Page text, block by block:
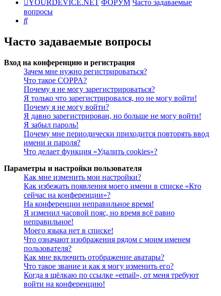
YOURDEVICE.NET ФОРУМ Часто задаваемые
вопросы
Поиск
Часто задаваемые вопросы
Вход на конференцию и регистрация
Зачем мне нужно регистрироваться?
Что такое COPPA?
Почему я не могу зарегистрироваться?
Я только что зарегистрировался, но не могу войти!
Почему я не могу войти?
Я давно зарегистрирован, но больше не могу войти!
Я забыл пароль!
Почему мне периодически приходится повторять ввод
имени и пароля?
Что делает функция «Удалить cookies»?
Параметры и настройки пользователя
Как мне изменить мои настройки?
Как избежать появления моего имени в списке «Кто
сейчас на конференции»?
На конференции неправильное время!
Я изменил часовой пояс, но время всё равно
неправильное!
Моего языка нет в списке!
Что означают изображения рядом с моим именем
пользователя?
Как мне включить отображение аватары?
Что такое звание и как я могу изменить его?
Когда я щёлкаю по ссылке «email», от меня требуют
войти на конференцию!